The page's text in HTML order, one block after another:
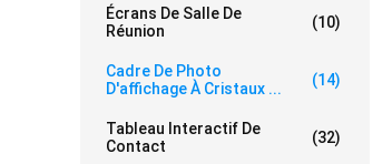
Écrans De Salle De
Réunion
(10)
Cadre De Photo
D'affichage À Cristaux ...
(14)
Tableau Interactif De
Contact
(32)